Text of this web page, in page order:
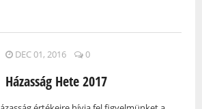
DEC 01, 2016 0
Házasság Hete 2017